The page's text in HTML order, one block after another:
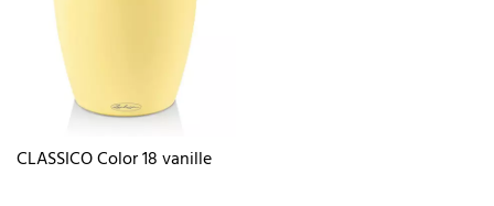
CLASSICO Color 18 vanille